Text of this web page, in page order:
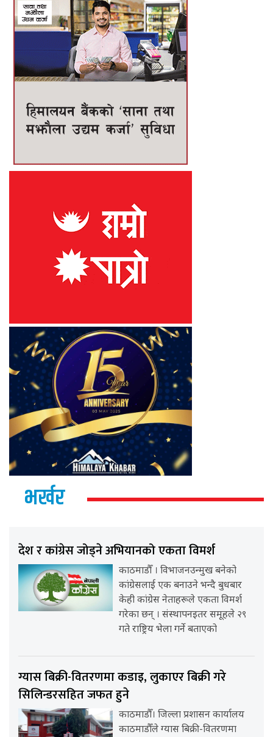
भर्खर
देश र कांग्रेस जोड्ने अभियानको एकता विमर्श
काठमाडौँ । विभाजनउन्मुख बनेको
कांग्रेसलाई एक बनाउने भन्दै बुधबार
केही कांग्रेस नेताहरूले एकता विमर्श
गरेका छन् । संस्थापनइतर समूहले २९
गते राष्ट्रिय भेला गर्ने बताएको
ग्यास बिक्री-वितरणमा कडाइ, लुकाएर बिक्री गरे
सिलिन्डरसहित जफत हुने
काठमाडौँ। जिल्ला प्रशासन कार्यालय
काठमाडौँले ग्यास बिक्री-वितरणमा